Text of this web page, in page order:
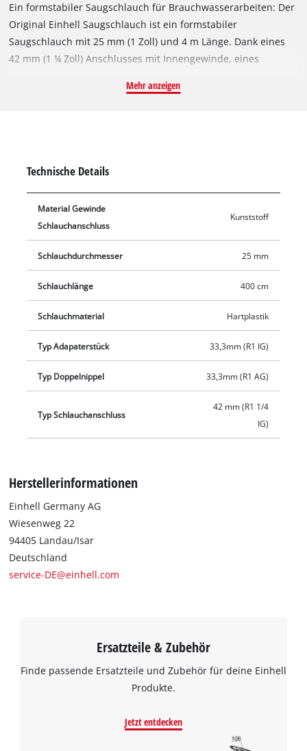
Ein formstabiler Saugschlauch für Brauchwasserarbeiten: Der
Original Einhell Saugschlauch ist ein formstabiler
Saugschlauch mit 25 mm (1 Zoll) und 4 m Länge. Dank eines
42 mm (1 ¼ Zoll) Anschlusses mit Innengewinde, eines
und eines Kunststoff-Gewindenippels mit Außengewinde 33,3
umfasst neben dem Adapterstück und dem Kunststoff-
Gewindenippel auch einen Kunststoff-Saugkorb mit
integriertem Rückschlagventil. Während der Saugkorb das
Ansaugen von Schmutzpartikeln verhindert, sorgt das
Mehr anzeigen
Technische Details
Material Gewinde
Schlauchanschluss
Kunststoff
Schlauchdurchmesser 25 mm
Schlauchlänge 400 cm
Schlauchmaterial Hartplastik
Typ Adapaterstück 33,3mm (R1 IG)
Typ Doppelnippel 33,3mm (R1 AG)
Typ Schlauchanschluss
42 mm (R1 1/4
IG)
Herstellerinformationen
Einhell Germany AG
Wiesenweg 22
94405 Landau/Isar
Deutschland
service-DE@einhell.com
Ersatzteile & Zubehör
Finde passende Ersatzteile und Zubehör für deine Einhell
Produkte.
Jetzt entdecken